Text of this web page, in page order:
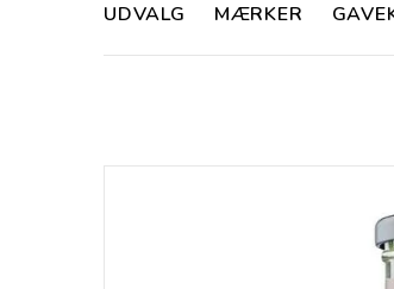
UDVALG MÆRKER